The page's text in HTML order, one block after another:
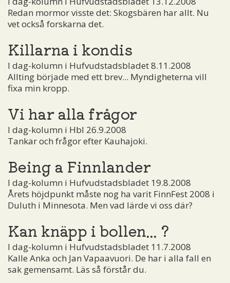
Redan mormor visste det: Skogsbären har allt. Nu
vet också forskarna det.
Killarna i kondis
I dag-kolumn i Hufvudstadsbladet 8.11.2008
Allting började med ett brev... Myndigheterna vill
fixa min kropp.
Vi har alla frågor
I dag-kolumn i Hbl 26.9.2008
Tankar och frågor efter Kauhajoki.
Being a Finnlander
I dag-kolumn i Hufvudstadsbladet 19.8.2008
Årets höjdpunkt måste nog ha varit FinnFest 2008 i
Duluth i Minnesota. Men vad lärde vi oss där?
Kan knäpp i bollen... ?
I dag-kolumn i Hufvudstadsbladet 11.7.2008
Kalle Anka och Jan Vapaavuori. De har i alla fall en
sak gemensamt. Läs så förstår du.